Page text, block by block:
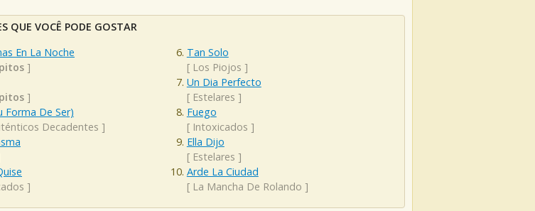
QUE VOCÊ PODE GOSTAR
En La Noche
]
]
Forma De Ser)
Decadentes ]
]
Tan Solo
[ Los Piojos ]
Un Dia Perfecto
[ Estelares ]
Fuego
[ Intoxicados ]
Ella Dijo
[ Estelares ]
Arde La Ciudad
[ La Mancha De Rolando ]